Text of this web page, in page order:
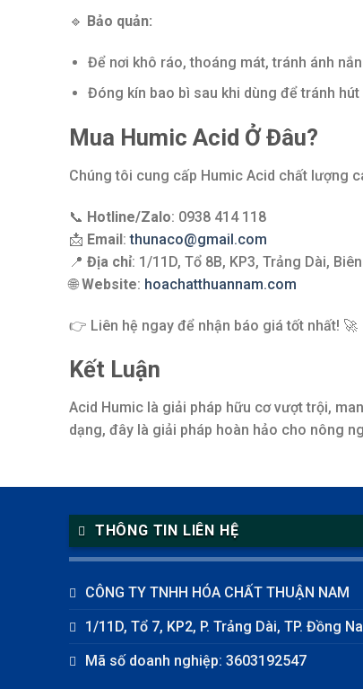
🔹 Bảo quản:
Để nơi khô ráo, thoáng mát, tránh ánh
Đóng kín bao bì sau khi dùng để tránh
Mua Humic Acid Ở Đâu?
Chúng tôi cung cấp Humic Acid chất lượng
📞 Hotline/Zalo: 0938 414 118
📩 Email:thunaco@gmail.com
📍 Địa chỉ: 1/11D, Tổ 8B, KP3, Trảng Dài,
🌐Website: hoachatthuannam.com
👉 Liên hệ ngay để nhận báo giá tốt nhất! 🚀
Kết Luận
Acid Humic là giải pháp hữu cơ vượt trội,
dạng, đây là giải pháp hoàn hảo cho nông
THÔNG TIN LIÊN HỆ
CÔNG TY TNHH HÓA CHẤT THUẬN NAM
1/11D, Tổ 7, KP2, P. Trảng Dài, TP. Đồng
Mã số doanh nghiệp: 3603192547